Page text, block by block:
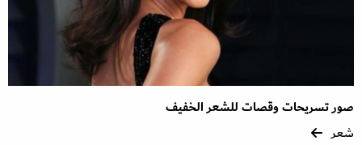
صور تسريحات وقصات للشعر الخفيف
شعر